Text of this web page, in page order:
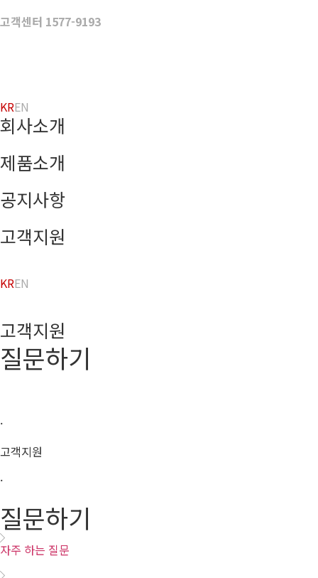
to
고객센터 1577-9193
KREN
회사소개
제품소개
공지사항
고객지원
KREN
고객지원
질문하기
·
고객지원
·
질문하기
자주 하는 질문